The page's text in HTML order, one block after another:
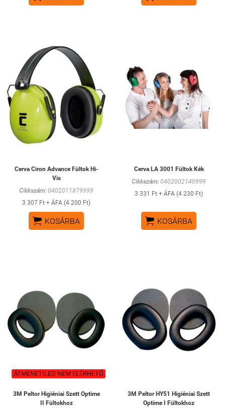
Cerva Ciron Advance Fültok Hi-
Vis
Cikkszám: 0402011879999
3 307 Ft + ÁFA (4 200 Ft)
 KOSÁRBA
Cerva LA 3001 Fültok Kék
Cikkszám: 0402002140999
3 331 Ft + ÁFA (4 230 Ft)
 KOSÁRBA
ÁTMENETILEG NEM ELÉRHETŐ
3M Peltor Higiéniai Szett Optime
II Fültokhoz
3M Peltor HY51 Higiéniai Szett
Optime I Fültokhoz